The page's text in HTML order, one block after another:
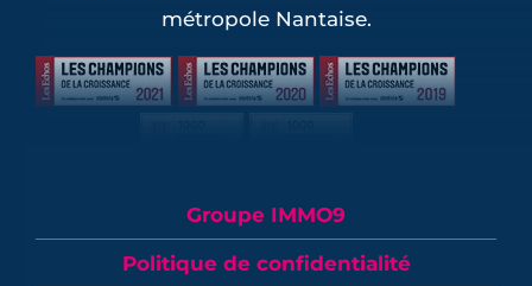
métropole Nantaise.
Groupe IMMO9
Politique de confidentialité